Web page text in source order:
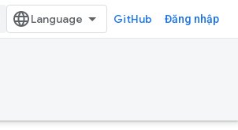
GitHub Đăng nhập